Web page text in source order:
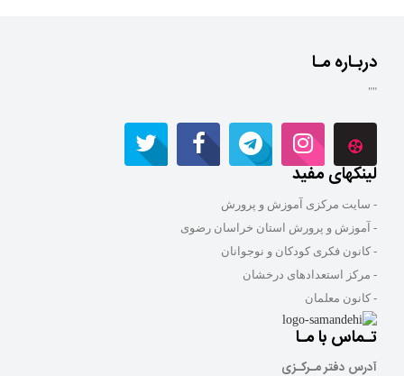
دربـاره مـا
""
لینکهای مفید
- سایت مرکزی آموزش و پرورش
- آموزش و پرورش استان خراسان رضوی
- کانون فکری کودکان و نوجوانان
- مرکز استعدادهای درخشان
- کانون معلمان
تـماس با مـا
آدرس دفتر مـرکـزی